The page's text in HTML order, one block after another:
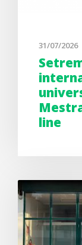
31/07/2026
line